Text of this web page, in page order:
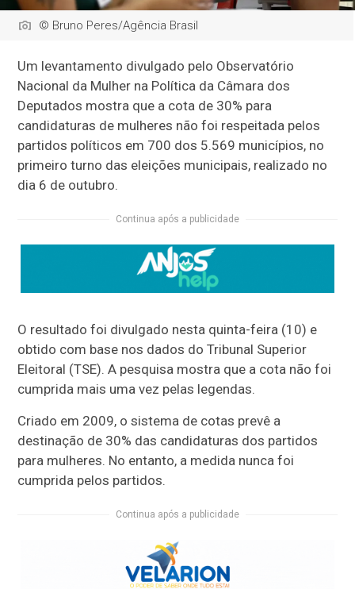
© Bruno Peres/Agência Brasil
Um levantamento divulgado pelo Observatório
Nacional da Mulher na Política da Câmara dos
Deputados mostra que a cota de 30% para
candidaturas de mulheres não foi respeitada pelos
partidos políticos em 700 dos 5.569 municípios, no
primeiro turno das eleições municipais, realizado no
dia 6 de outubro.
Continua após a publicidade
O resultado foi divulgado nesta quinta-feira (10) e
obtido com base nos dados do Tribunal Superior
Eleitoral (TSE). A pesquisa mostra que a cota não foi
cumprida mais uma vez pelas legendas.
Criado em 2009, o sistema de cotas prevê a
destinação de 30% das candidaturas dos partidos
para mulheres. No entanto, a medida nunca foi
cumprida pelos partidos.
Continua após a publicidade